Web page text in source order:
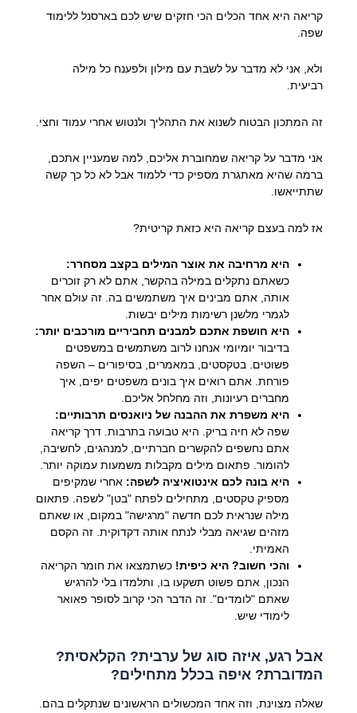
קריאה היא אחד הכלים הכי חזקים שיש לכם בארסנל ללימוד
שפה.
ולא, אני לא מדבר על לשבת עם מילון ולפענח כל מילה
רביעית.
זה המתכון הבטוח לשנוא את התהליך ולנטוש אחרי עמוד וחצי.
אני מדבר על קריאה שמחוברת אליכם, למה שמעניין אתכם,
ברמה שהיא מאתגרת מספיק כדי ללמוד אבל לא כל כך קשה
שתתייאשו.
אז למה בעצם קריאה היא כזאת קריטית?
היא מרחיבה את אוצר המילים בקצב מסחרר:
כשאתם נתקלים במילה בהקשר, אתם לא רק זוכרים
אותה, אתם מבינים איך משתמשים בה. זה עולם אחר
לגמרי מלשנן רשימות מילים יבשות.
היא חושפת אתכם למבנים תחביריים מורכבים יותר:
בדיבור יומיומי אנחנו לרוב משתמשים במשפטים
פשוטים. בטקסטים, במאמרים, בסיפורים – השפה
פורחת. אתם רואים איך בונים משפטים יפים, איך
מחברים רעיונות, וזה מחלחל אליכם.
היא משפרת את ההבנה של ניואנסים תרבותיים:
שפה לא חיה בריק. היא טבועה בתרבות. דרך קריאה
אתם נחשפים להקשרים חברתיים, למנהגים, לחשיבה,
להומור. פתאום מילים מקבלות משמעות עמוקה יותר.
היא בונה לכם אינטואיציה לשפה: אחרי שמקיפים
מספיק טקסטים, מתחילים לפתח "בטן" לשפה. פתאום
מילה שנראית לכם חדשה "מרגישה" במקום, או שאתם
מזהים שגיאה מבלי לנתח אותה דקדוקית. זה הקסם
האמיתי.
והכי חשוב? היא כיפית! כשתמצאו את חומר הקריאה
הנכון, אתם פשוט תשקעו בו, ותלמדו בלי להרגיש
שאתם "לומדים". זה הדבר הכי קרוב לסופר פאואר
לימודי שיש.
אבל רגע, איזה סוג של ערבית? הקלאסית?
המדוברת? איפה בכלל מתחילים?
שאלה מצוינת, וזה אחד המכשולים הראשונים שנתקלים בהם.